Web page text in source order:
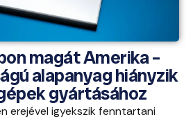
magát Amerika –
alapanyag hiányzik
gyártásához
erejével igyekszik fenntartani